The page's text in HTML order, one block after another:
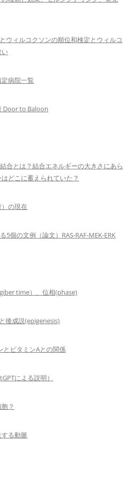
ウィルコクソンの順位和検定とウィルコ
い
病院一覧
Door to Baloon
合とは？結合エネルギーの大きさにあら
どこに蓄えられていた？
の現在
5個の文例（論文）RAS-RAF-MEK-ERK
time）、位相(phase)
後成説(epigenesis)
とビタミンAとの関係
による説明）
？
る動脈